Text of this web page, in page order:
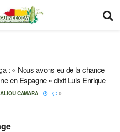
: « Nous avons eu de la chance
en Espagne » dixit Luis Enrique
CAMARA 0